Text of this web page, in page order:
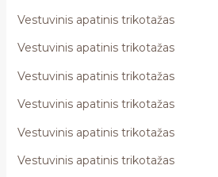
Vestuvinis apatinis trikotažas
Vestuvinis apatinis trikotažas
Vestuvinis apatinis trikotažas
Vestuvinis apatinis trikotažas
Vestuvinis apatinis trikotažas
Vestuvinis apatinis trikotažas